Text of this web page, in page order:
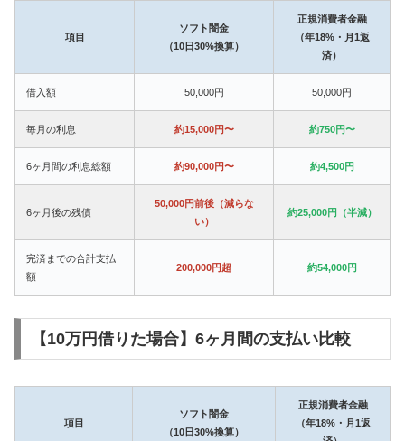
項目
ソフト闇金
（10日30%換算）
正規消費者金融
（年18%・月1返
済）
借入額 50,000円 50,000円
毎月の利息 約15,000円〜 約750円〜
6ヶ月間の利息総額 約90,000円〜 約4,500円
6ヶ月後の残債
50,000円前後（減らな
い）
約25,000円（半減）
完済までの合計支払
額
200,000円超 約54,000円
【10万円借りた場合】6ヶ月間の支払い比較
項目
ソフト闇金
（10日30%換算）
正規消費者金融
（年18%・月1返